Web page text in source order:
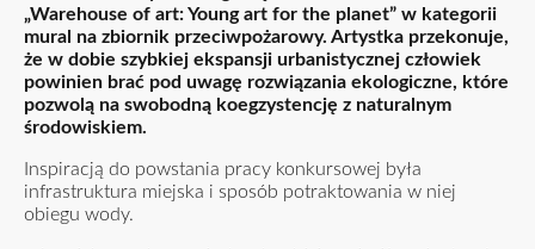
„Warehouse of art: Young art for the planet” w kategorii
mural na zbiornik przeciwpożarowy. Artystka przekonuje,
że w dobie szybkiej ekspansji urbanistycznej człowiek
powinien brać pod uwagę rozwiązania ekologiczne, które
pozwolą na swobodną koegzystencję z naturalnym
środowiskiem.
Inspiracją do powstania pracy konkursowej była
infrastruktura miejska i sposób potraktowania w niej
obiegu wody.